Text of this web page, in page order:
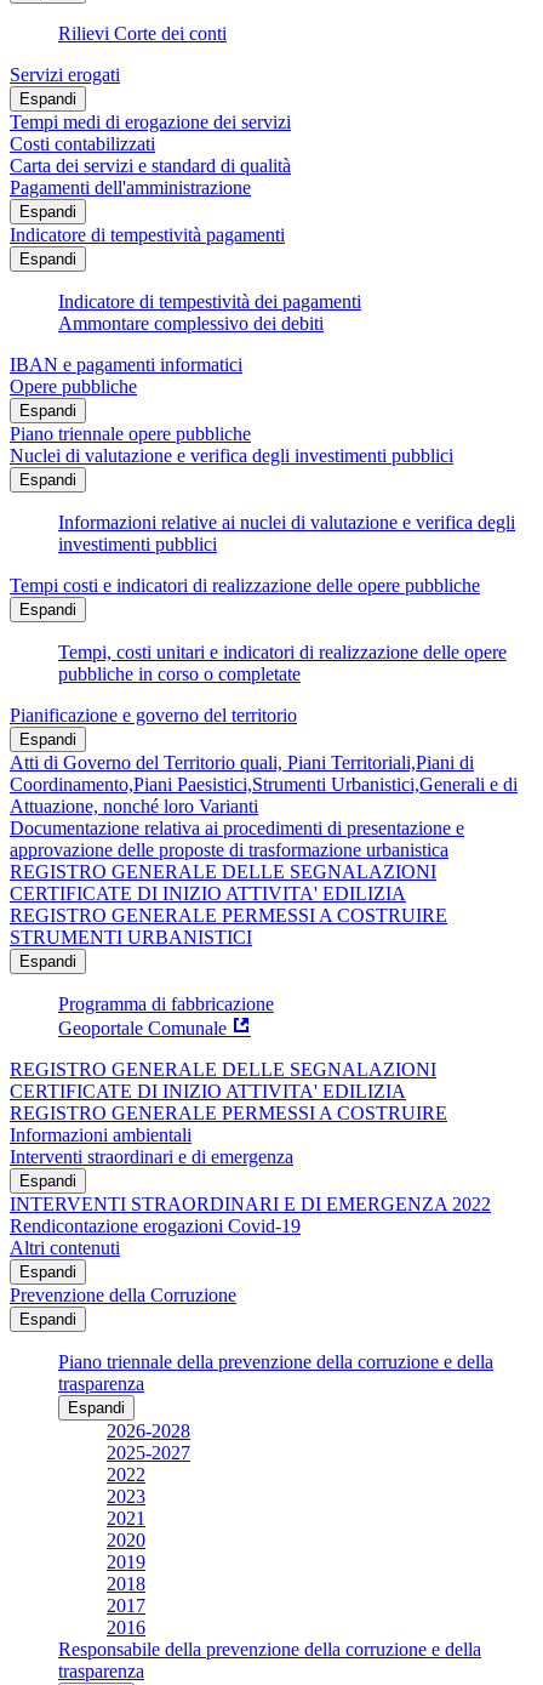
Rilievi Corte dei conti
Servizi erogati
Espandi
Tempi medi di erogazione dei servizi
Costi contabilizzati
Carta dei servizi e standard di qualità
Pagamenti dell'amministrazione
Espandi
Indicatore di tempestività pagamenti
Espandi
Indicatore di tempestività dei pagamenti
Ammontare complessivo dei debiti
IBAN e pagamenti informatici
Opere pubbliche
Espandi
Piano triennale opere pubbliche
Nuclei di valutazione e verifica degli investimenti pubblici
Espandi
Informazioni relative ai nuclei di valutazione e verifica degli
investimenti pubblici
Tempi costi e indicatori di realizzazione delle opere pubbliche
Espandi
Tempi, costi unitari e indicatori di realizzazione delle opere
pubbliche in corso o completate
Pianificazione e governo del territorio
Espandi
Atti di Governo del Territorio quali, Piani Territoriali,Piani di
Coordinamento,Piani Paesistici,Strumenti Urbanistici,Generali e di
Attuazione, nonché loro Varianti
Documentazione relativa ai procedimenti di presentazione e
approvazione delle proposte di trasformazione urbanistica
REGISTRO GENERALE DELLE SEGNALAZIONI
CERTIFICATE DI INIZIO ATTIVITA' EDILIZIA
REGISTRO GENERALE PERMESSI A COSTRUIRE
STRUMENTI URBANISTICI
Espandi
Programma di fabbricazione
Geoportale Comunale
REGISTRO GENERALE DELLE SEGNALAZIONI
CERTIFICATE DI INIZIO ATTIVITA' EDILIZIA
REGISTRO GENERALE PERMESSI A COSTRUIRE
Informazioni ambientali
Interventi straordinari e di emergenza
Espandi
INTERVENTI STRAORDINARI E DI EMERGENZA 2022
Rendicontazione erogazioni Covid-19
Altri contenuti
Espandi
Prevenzione della Corruzione
Espandi
Piano triennale della prevenzione della corruzione e della
trasparenza
Espandi
2026-2028
2025-2027
2022
2023
2021
2020
2019
2018
2017
2016
Responsabile della prevenzione della corruzione e della
trasparenza